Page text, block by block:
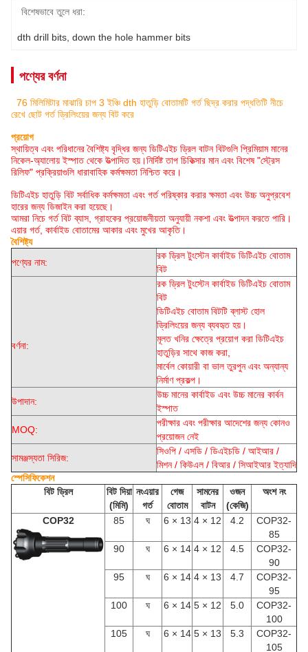
বিশেষভাবে তুলে ধরা:
dth drill bits down the hole hammer bits
পণ্যের বর্ণনা
76 মিলিমিটার মাঝারি চাপ 3 ইঞ্চি dth হাতুড়ি বোতামটি গর্ত ছিদ্র করার পদ্ধতিটি নীচে
রেখে ছোট গর্ত ড্রিলিংয়ের জন্য বিট করে
প্রয়োগ
স্থায়িত্ব এবং পরিধানের বৈশিষ্ট্য বৃদ্ধির জন্য ডিটিএইচ ড্রিল বাটন বিটগুলি প্রিমিয়াম মানের
নিকেল-অ্যালোয় ইস্পাত থেকে উত্পাদিত হয়।নির্দিষ্ট তাপ চিকিত্সার মান এবং বিশেষ "স্ট্রেস
রিলিফ" প্রক্রিয়াগুলি ধারাবাহিক কর্মক্ষমতা নিশ্চিত করে।
ডিটিএইচ হাতুড়ি বিট সর্বাধিক কর্মক্ষমতা এবং গর্ত পরিষ্কার করার ক্ষমতা এবং উচ্চ অনুপ্রবেশ
হারের জন্য ডিজাইন করা হয়েছে।
আমরা নিচে গর্ত বিট ব্যাস, গ্রাহকের প্রয়োজনীয়তা অনুযায়ী নকশা এবং উত্পাদন করতে পারি।
এয়ার গর্ত, কার্বাইড বোতামের আকার এবং মুখের আকৃতি।
বৈশিষ্ট্য
পণ্যের নাম:
রক ড্রিল টুংস্টেন কার্বাইড ডিটিএইচ বোতাম
বিট
বর্ণনা:
রক ড্রিল টুংস্টেন কার্বাইড ডিটিএইচ বোতাম
বিট
ডিটিএইচ বোতাম বিটটি ব্লাস্ট হোল
ড্রিলিংয়ের জন্য ব্যবহৃত হয়।
মূলত খনির ক্ষেত্রে প্রয়োগ করা ডিটিএইচ
হাতুড়ির সাথে কাজ করা,
মার্বেল কোয়ারী বা ভাল তুরপুন এবং অন্যান্য
নির্মাণ প্রকল্প।
উপাদান:
উচ্চ মানের কার্বাইড এবং উচ্চ মানের কার্বন
ইস্পাত
MOQ:
পরীক্ষার এবং পরীক্ষার আদেশের জন্য কোনও
প্রয়োজন নেই
সামঞ্জস্যতা সিরিজ:
সিওপি / এসডি / ডিএইচডি / আইআর /
মিশন / কিউএল / বিআর / সিআইআর ইত্যাদি
স্পেসিফিকেশন
বিট ড্রিল
বিট দিয়া
(মিমি)
নংএয়ার
গর্ত
গেজ
বোতাম
সামনের
বাটন
ওজন
(কেজি)
অংশ নং
COP32 85 ঘ 6 × 13 4 × 12 4.2
COP32-
85
90
ঘ 6 × 14 4 × 12 4.5
COP32-
90
95
ঘ 6 × 14 4 × 13 4.7
COP32-
95
100
ঘ 6 × 14 5 × 12 5.0
COP32-
100
105
ঘ 6 × 14 5 × 13 5.3
COP32-
105